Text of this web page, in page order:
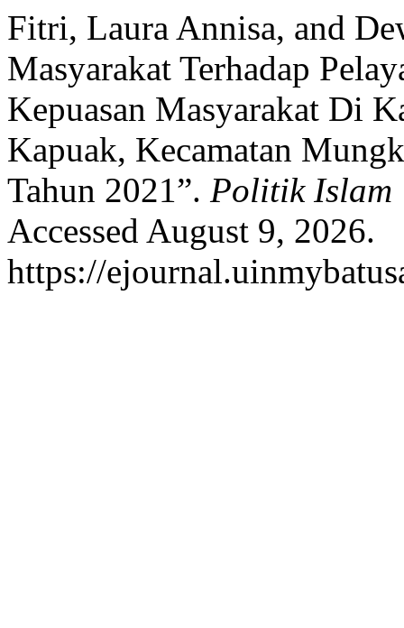
Fitri, Laura Annisa, and
Masyarakat Terhadap
Kepuasan Masyarakat Di
Kapuak, Kecamatan
Tahun 2021”. Politik Islam
Accessed August 9, 2026.
https://